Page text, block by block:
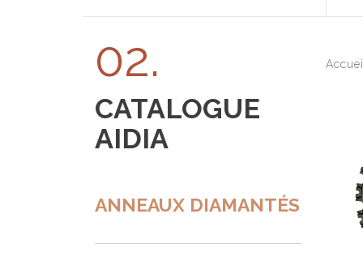
02.
CATALOGUE
AIDIA
ANNEAUX DIAMANTÉS